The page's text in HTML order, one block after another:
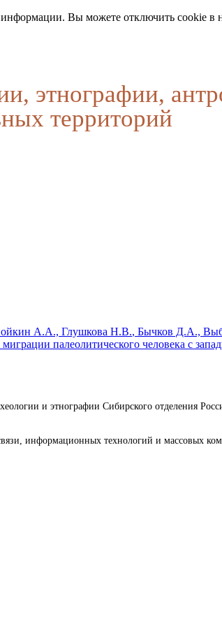
Вы можете отключить cookie в
этнографии,
территорий
А.А., Глушкова Н.В., Бычков Д.А.,
палеолитического человека с
и этнографии Сибирского отделения
информационных технологий и массовых